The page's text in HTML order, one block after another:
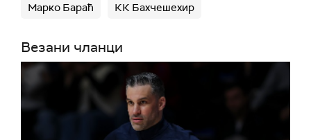
Марко Бараћ КК Бахчешехир
Везани чланци